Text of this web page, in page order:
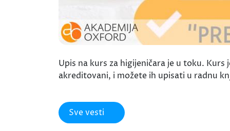
Upis na kurs za higijeničara je u toku.
akreditovani, i možete ih upisati u radnu
Sve vesti